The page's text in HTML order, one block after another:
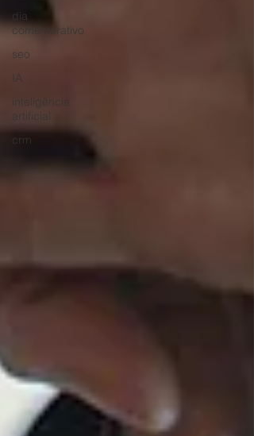
dia
comemorativo
seo
IA
inteligência
artificial
crm